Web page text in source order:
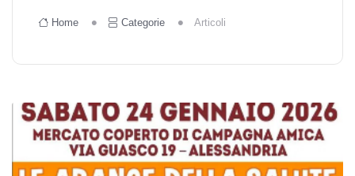
Home Categorie Articoli